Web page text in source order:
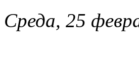
Среда, 25